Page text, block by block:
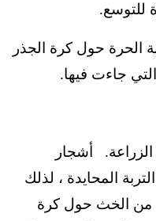
للتوسع.
من التربة الحرة حول كرة الجذر
جاءت فيها.
الزراعة. أشجار
المحايدة ، لذلك
من الخث حول كرة